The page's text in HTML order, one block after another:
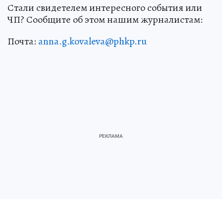
Стали свидетелем интересного события или
ЧП? Сообщите об этом нашим журналистам:
Почта: anna.g.kovaleva@phkp.ru